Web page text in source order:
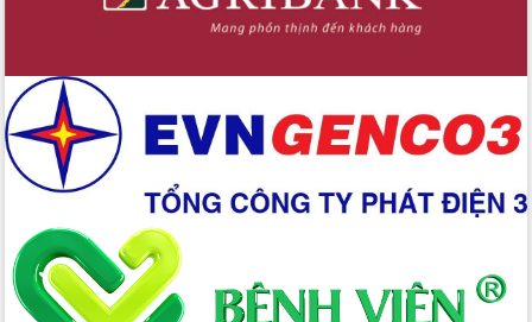
Ngày hội bầu cử đại biểu Quốc hội
khóa XVI và HĐND các cấp nhiệm kỳ
Đảm bảo cuộc bầu cử đại biểu Quốc
hội và đại biểu HĐND các cấp diễn ra
an toàn, hiệu quả, đúng quy định
Thủ tướng Chính phủ Phạm Minh Chính
kiểm tra, chỉ đạo hoàn thành các dự
án cao tốc và thăm khu tái định cư tại
Đắk Lắk
Sôi nổi Hội đua ngựa truyền thống Gò
Thì Thùng mừng Xuân Bính Ngọ 2026